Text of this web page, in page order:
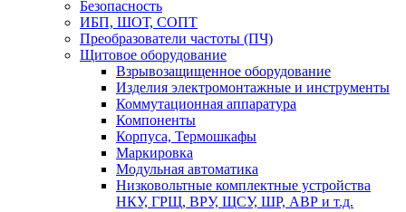
Безопасность
ИБП, ШОТ, СОПТ
Преобразователи частоты (ПЧ)
Щитовое оборудование
Взрывозащищенное оборудование
Изделия электромонтажные и инструменты
Коммутационная аппаратура
Компоненты
Корпуса, Термошкафы
Маркировка
Модульная автоматика
Низковольтные комплектные устройства
НКУ, ГРЩ, ВРУ, ЩСУ, ШР, АВР и т.д.